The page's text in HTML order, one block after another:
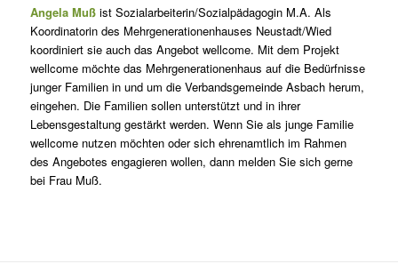
Angela Mußist Sozialarbeiterin/Sozialpädagogin M.A. Als
Koordinatorin des Mehrgenerationenhauses Neustadt/Wied
koordiniert sie auch das Angebot wellcome. Mit dem Projekt
wellcome möchte das Mehrgenerationenhaus auf die Bedürfnisse
junger Familien in und um die Verbandsgemeinde Asbach herum,
eingehen. Die Familien sollen unterstützt und in ihrer
Lebensgestaltung gestärkt werden. Wenn Sie als junge Familie
wellcome nutzen möchten oder sich ehrenamtlich im Rahmen
des Angebotes engagieren wollen, dann melden Sie sich gerne
bei Frau Muß.